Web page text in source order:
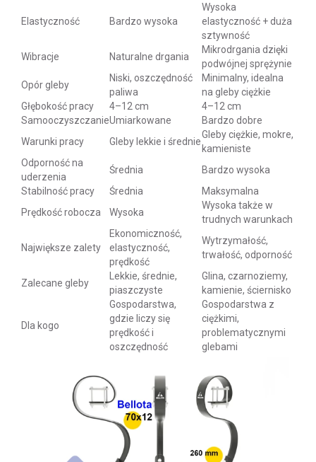
Elastyczność Bardzo wysoka
Wysoka
elastyczność + duża
sztywność
Wibracje
Naturalne drgania
Mikrodrgania dzięki
podwójnej sprężynie
Opór gleby
Niski, oszczędność
paliwa
Minimalny, idealna
na gleby ciężkie
Głębokość pracy
4–12 cm
4–12 cm
SamooczyszczanieUmiarkowane
Bardzo dobre
Warunki pracy
Gleby lekkie i średnie
Gleby ciężkie, mokre,
kamieniste
Odporność na
uderzenia
Średnia
Bardzo wysoka
Stabilność pracy
Średnia
Maksymalna
Prędkość robocza
Wysoka
Wysoka także w
trudnych warunkach
Największe zalety
Ekonomiczność,
elastyczność,
prędkość
Wytrzymałość,
trwałość, odporność
Zalecane gleby
Lekkie, średnie,
piaszczyste
Glina, czarnoziemy,
kamienie, ściernisko
Dla kogo
Gospodarstwa,
gdzie liczy się
prędkość i
oszczędność
Gospodarstwa z
ciężkimi,
problematycznymi
glebami